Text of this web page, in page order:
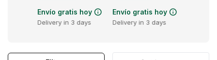
Envío gratis hoy
Delivery in 3 days
Envío gratis hoy
Delivery in 3 days